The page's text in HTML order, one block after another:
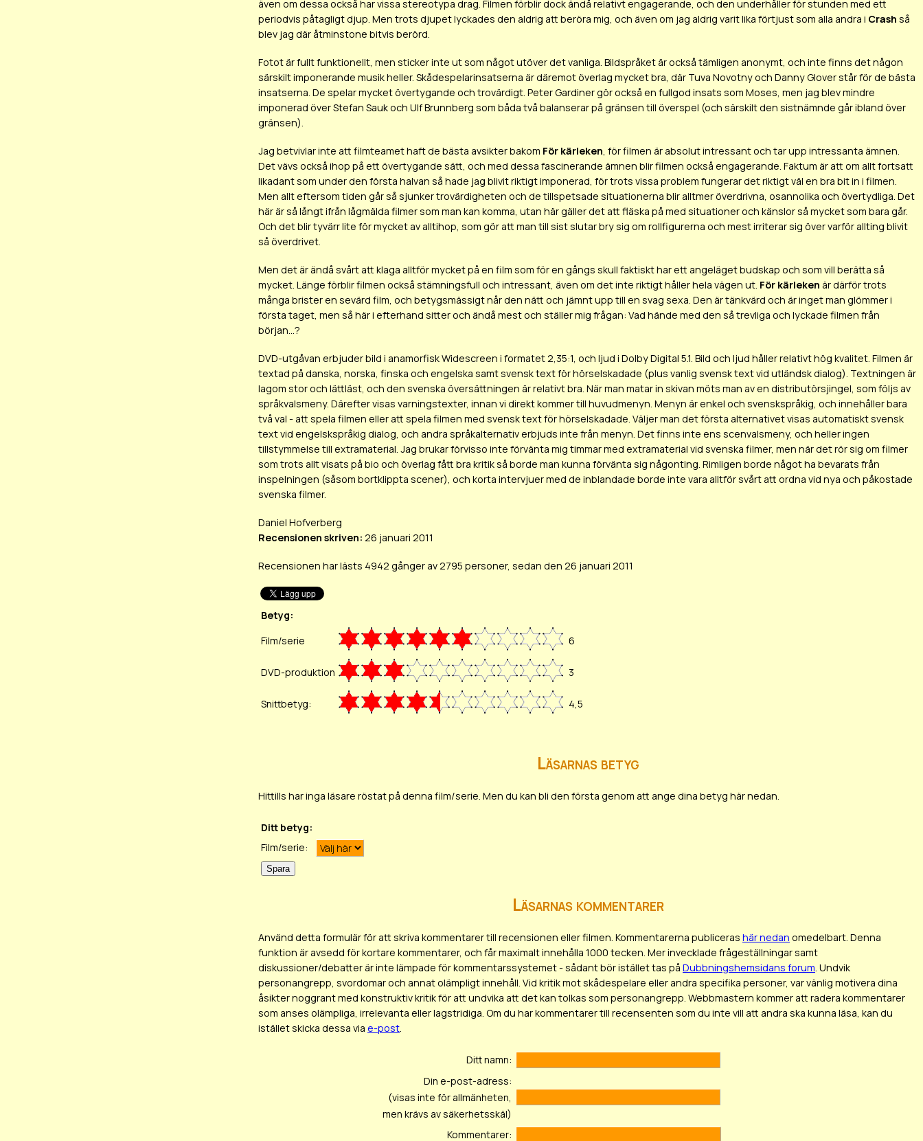
även om dessa också har vissa stereotypa drag. Filmen förblir dock ändå relativt engagerande, och den underhåller för stunden med ett
periodvis påtagligt djup. Men trots djupet lyckades den aldrig att beröra mig, och även om jag aldrig varit lika förtjust som alla andra i Crash så
blev jag där åtminstone bitvis berörd.
Fotot är fullt funktionellt, men sticker inte ut som något utöver det vanliga. Bildspråket är också tämligen anonymt, och inte finns det någon
särskilt imponerande musik heller. Skådespelarinsatserna är däremot överlag mycket bra, där Tuva Novotny och Danny Glover står för de bästa
insatserna. De spelar mycket övertygande och trovärdigt. Peter Gardiner gör också en fullgod insats som Moses, men jag blev mindre
imponerad över Stefan Sauk och Ulf Brunnberg som båda två balanserar på gränsen till överspel (och särskilt den sistnämnde går ibland över
gränsen).
Jag betvivlar inte att filmteamet haft de bästa avsikter bakom För kärleken, för filmen är absolut intressant och tar upp intressanta ämnen.
Det vävs också ihop på ett övertygande sätt, och med dessa fascinerande ämnen blir filmen också engagerande. Faktum är att om allt fortsatt
likadant som under den första halvan så hade jag blivit riktigt imponerad, för trots vissa problem fungerar det riktigt väl en bra bit in i filmen.
Men allt eftersom tiden går så sjunker trovärdigheten och de tillspetsade situationerna blir alltmer överdrivna, osannolika och övertydliga. Det
här är så långt ifrån lågmälda filmer som man kan komma, utan här gäller det att fläska på med situationer och känslor så mycket som bara går.
Och det blir tyvärr lite för mycket av alltihop, som gör att man till sist slutar bry sig om rollfigurerna och mest irriterar sig över varför allting blivit
så överdrivet.
Men det är ändå svårt att klaga alltför mycket på en film som för en gångs skull faktiskt har ett angeläget budskap och som vill berätta så
mycket. Länge förblir filmen också stämningsfull och intressant, även om det inte riktigt håller hela vägen ut. För kärleken är därför trots
många brister en sevärd film, och betygsmässigt når den nätt och jämnt upp till en svag sexa. Den är tänkvärd och är inget man glömmer i
första taget, men så här i efterhand sitter och ändå mest och ställer mig frågan: Vad hände med den så trevliga och lyckade filmen från
början...?
DVD-utgåvan erbjuder bild i anamorfisk Widescreen i formatet 2,35:1, och ljud i Dolby Digital 5.1. Bild och ljud håller relativt hög kvalitet. Filmen är
textad på danska, norska, finska och engelska samt svensk text för hörselskadade (plus vanlig svensk text vid utländsk dialog). Textningen är
lagom stor och lättläst, och den svenska översättningen är relativt bra. När man matar in skivan möts man av en distributörsjingel, som följs av
språkvalsmeny. Därefter visas varningstexter, innan vi direkt kommer till huvudmenyn. Menyn är enkel och svenskspråkig, och innehåller bara
två val - att spela filmen eller att spela filmen med svensk text för hörselskadade. Väljer man det första alternativet visas automatiskt svensk
text vid engelskspråkig dialog, och andra språkalternativ erbjuds inte från menyn. Det finns inte ens scenvalsmeny, och heller ingen
tillstymmelse till extramaterial. Jag brukar förvisso inte förvänta mig timmar med extramaterial vid svenska filmer, men när det rör sig om filmer
som trots allt visats på bio och överlag fått bra kritik så borde man kunna förvänta sig någonting. Rimligen borde något ha bevarats från
inspelningen (såsom bortklippta scener), och korta intervjuer med de inblandade borde inte vara alltför svårt att ordna vid nya och påkostade
svenska filmer.
Daniel Hofverberg
Recensionen skriven: 26 januari 2011
Recensionen har lästs 4942 gånger av 2795 personer, sedan den 26 januari 2011
Betyg:
Film/serie
6
DVD-produktion 3
Snittbetyg: 4,5
Läsarnas betyg
Hittills har inga läsare röstat på denna film/serie. Men du kan bli den första genom att ange dina betyg här nedan.
Ditt betyg:
Film/serie:
Läsarnas kommentarer
Använd detta formulär för att skriva kommentarer till recensionen eller filmen. Kommentarerna publiceras här nedan omedelbart. Denna
funktion är avsedd för kortare kommentarer, och får maximalt innehålla 1000 tecken. Mer invecklade frågeställningar samt
diskussioner/debatter är inte lämpade för kommentarssystemet - sådant bör istället tas på Dubbningshemsidans forum. Undvik
personangrepp, svordomar och annat olämpligt innehåll. Vid kritik mot skådespelare eller andra specifika personer, var vänlig motivera dina
åsikter noggrant med konstruktiv kritik för att undvika att det kan tolkas som personangrepp. Webbmastern kommer att radera kommentarer
som anses olämpliga, irrelevanta eller lagstridiga. Om du har kommentarer till recensenten som du inte vill att andra ska kunna läsa, kan du
istället skicka dessa via e-post.
Ditt namn:
Din e-post-adress:
(visas inte för allmänheten,
men krävs av säkerhetsskäl)
Kommentarer: